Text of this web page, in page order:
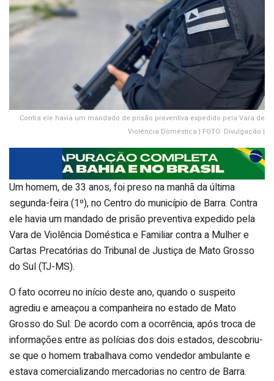
Contra ele havia um mandado de prisão preventiva expedido pela Vara de
Violência Doméstica | FOTO: Divulgação |
Um homem, de 33 anos, foi preso na manhã da última
segunda-feira (1º), no Centro do município de Barra. Contra
ele havia um mandado de prisão preventiva expedido pela
Vara de Violência Doméstica e Familiar contra a Mulher e
Cartas Precatórias do Tribunal de Justiça de Mato Grosso
do Sul (TJ-MS).
O fato ocorreu no início deste ano, quando o suspeito
agrediu e ameaçou a companheira no estado de Mato
Grosso do Sul. De acordo com a ocorrência, após troca de
informações entre as polícias dos dois estados, descobriu-
se que o homem trabalhava como vendedor ambulante e
estava comercializando mercadorias no centro de Barra.